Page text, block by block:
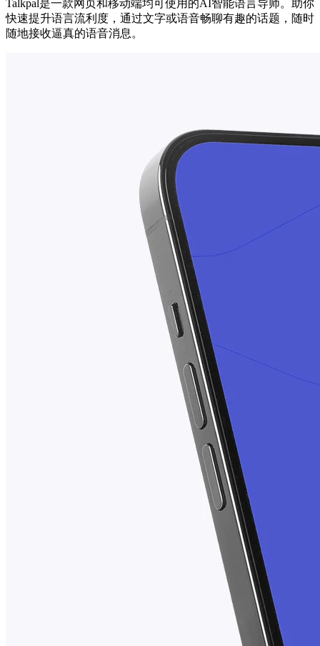
Talkpal是一款网页和移动端均可使用的AI智能语言导师。助你
快速提升语言流利度，通过文字或语音畅聊有趣的话题，随时
随地接收逼真的语音消息。